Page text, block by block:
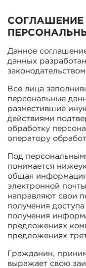
СОГЛАШЕНИЕ
Данное
данных
Все лица
персональные
разместившие
действиями
обработку
оператору
Под
понимается
общая
электронной
направляют свои
получения
получения
предложениях
предложениях
Гражданин,
выражает свою